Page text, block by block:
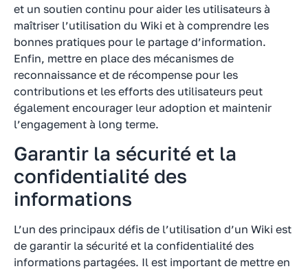
et un soutien continu pour aider les utilisateurs à
maîtriser l’utilisation du Wiki et à comprendre les
bonnes pratiques pour le partage d’information.
Enfin, mettre en place des mécanismes de
reconnaissance et de récompense pour les
contributions et les efforts des utilisateurs peut
également encourager leur adoption et maintenir
l’engagement à long terme.
Garantir la sécurité et la
confidentialité des
informations
L’un des principaux défis de l’utilisation d’un Wiki est
de garantir la sécurité et la confidentialité des
informations partagées. Il est important de mettre en